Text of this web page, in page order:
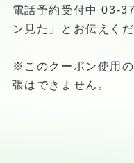
電話予約受付中 03-
ン見た」とお伝えくだ
※このクーポン使用
張はできません。